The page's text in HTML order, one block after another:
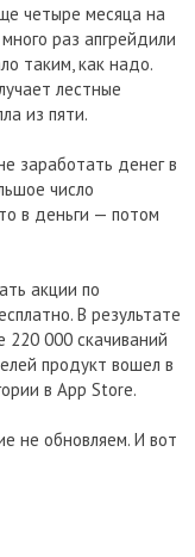
четыре месяца на
раз апгрейдили
таким, как надо.
лестные
из пяти.
заработать денег в
число
в деньги — потом
акции по
В результате
220 000 скачиваний
продукт вошел в
в App Store.
не обновляем. И вот